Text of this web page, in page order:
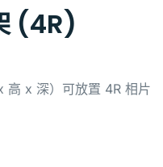
(4R)
x 深） 可放置 4R 相片